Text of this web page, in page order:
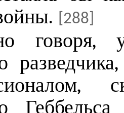
[288]
говоря,